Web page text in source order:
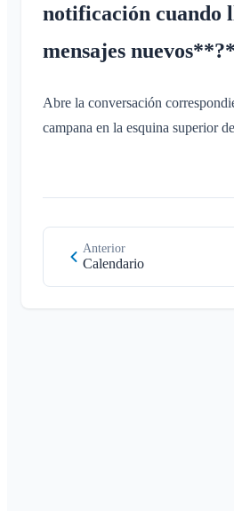
notificación cuando
mensajes
Abre la conversación
campana en la esquina superior
Anterior
Calendario